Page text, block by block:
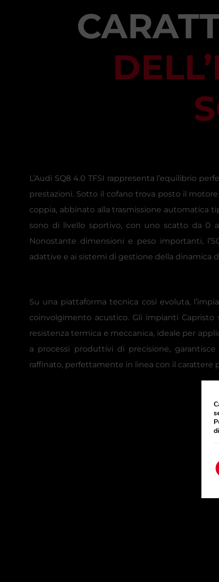
L’Audi SQ8 4.0 TFSI rappresenta l’equilibrio
prestazioni. Sotto il cofano trova posto il
coppia, abbinato alla trasmissione automatica
sono di livello sportivo, con uno scatto da 0
Nonostante dimensioni e peso importanti,
adattive e ai sistemi di gestione della dinamica
Su una piattaforma tecnica così evoluta,
coinvolgimento acustico. Gli impianti
resistenza termica e meccanica, ideale per
a processi produttivi di precisione,
raffinato, perfettamente in linea con il carattere